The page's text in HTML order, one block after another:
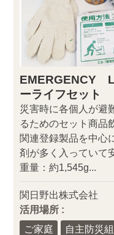
EMERGENCY
ーライフセット
災害時に各個人が避
るためのセット商品
関連登録製品を中心
剤が多く入っていて
重量：約1,545g...
関日野出株式会社
活用場所 :
ご家庭
自主防災